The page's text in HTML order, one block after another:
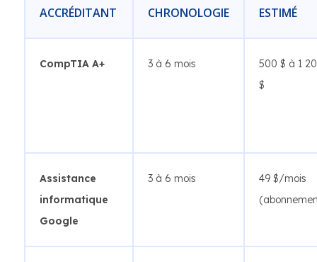
ACCRÉDITANT CHRONOLOGIE
ESTIMÉ
CompTIA A+ 3 à 6 mois
500 $ à 1
$
Assistance
informatique
Google
3 à 6 mois
49 $/mois